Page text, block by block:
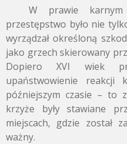
W prawie karnym
przestępstwo było nie
wyrządzał określoną
jako grzech skierowany
Dopiero XVI wiek
upaństwowienie reakcji
późniejszym czasie – to
krzyże były stawiane
miejscach, gdzie został
ważny.